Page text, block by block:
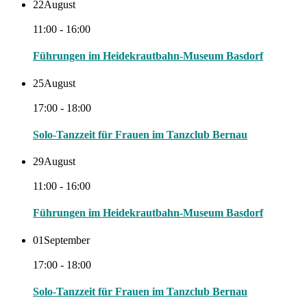
22August
11:00 - 16:00
Führungen im Heidekrautbahn-Museum Basdorf
25August
17:00 - 18:00
Solo-Tanzzeit für Frauen im Tanzclub Bernau
29August
11:00 - 16:00
Führungen im Heidekrautbahn-Museum Basdorf
01 September
17:00 - 18:00
Solo-Tanzzeit für Frauen im Tanzclub Bernau